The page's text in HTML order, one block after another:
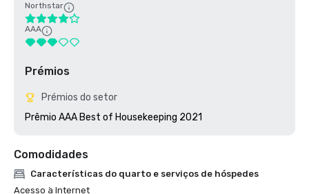
Northstar
AAA
Prémios
Prémios do setor
Prêmio AAA Best of Housekeeping 2021
Comodidades
Características do quarto e serviços de hóspedes
Acesso à Internet